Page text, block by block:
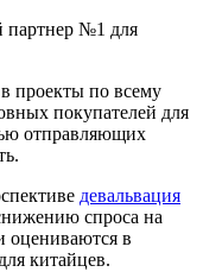
партнер №1 для
проекты по всему
покупателей для
отправляющих
девальвация
спроса на
оцениваются в
китайцев.